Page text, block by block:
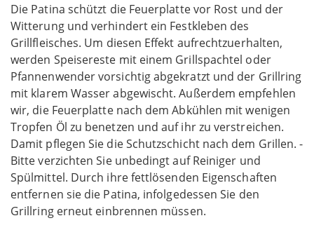
Die Patina schützt die Feuerplatte vor Rost und der
Witterung und verhindert ein Festkleben des
Grillfleisches. Um diesen Effekt aufrechtzuerhalten,
werden Speisereste mit einem Grillspachtel oder
Pfannenwender vorsichtig abgekratzt und der Grillring
mit klarem Wasser abgewischt. Außerdem empfehlen
wir, die Feuerplatte nach dem Abkühlen mit wenigen
Tropfen Öl zu benetzen und auf ihr zu verstreichen.
Damit pflegen Sie die Schutzschicht nach dem Grillen. -
Bitte verzichten Sie unbedingt auf Reiniger und
Spülmittel. Durch ihre fettlösenden Eigenschaften
entfernen sie die Patina, infolgedessen Sie den
Grillring erneut einbrennen müssen.